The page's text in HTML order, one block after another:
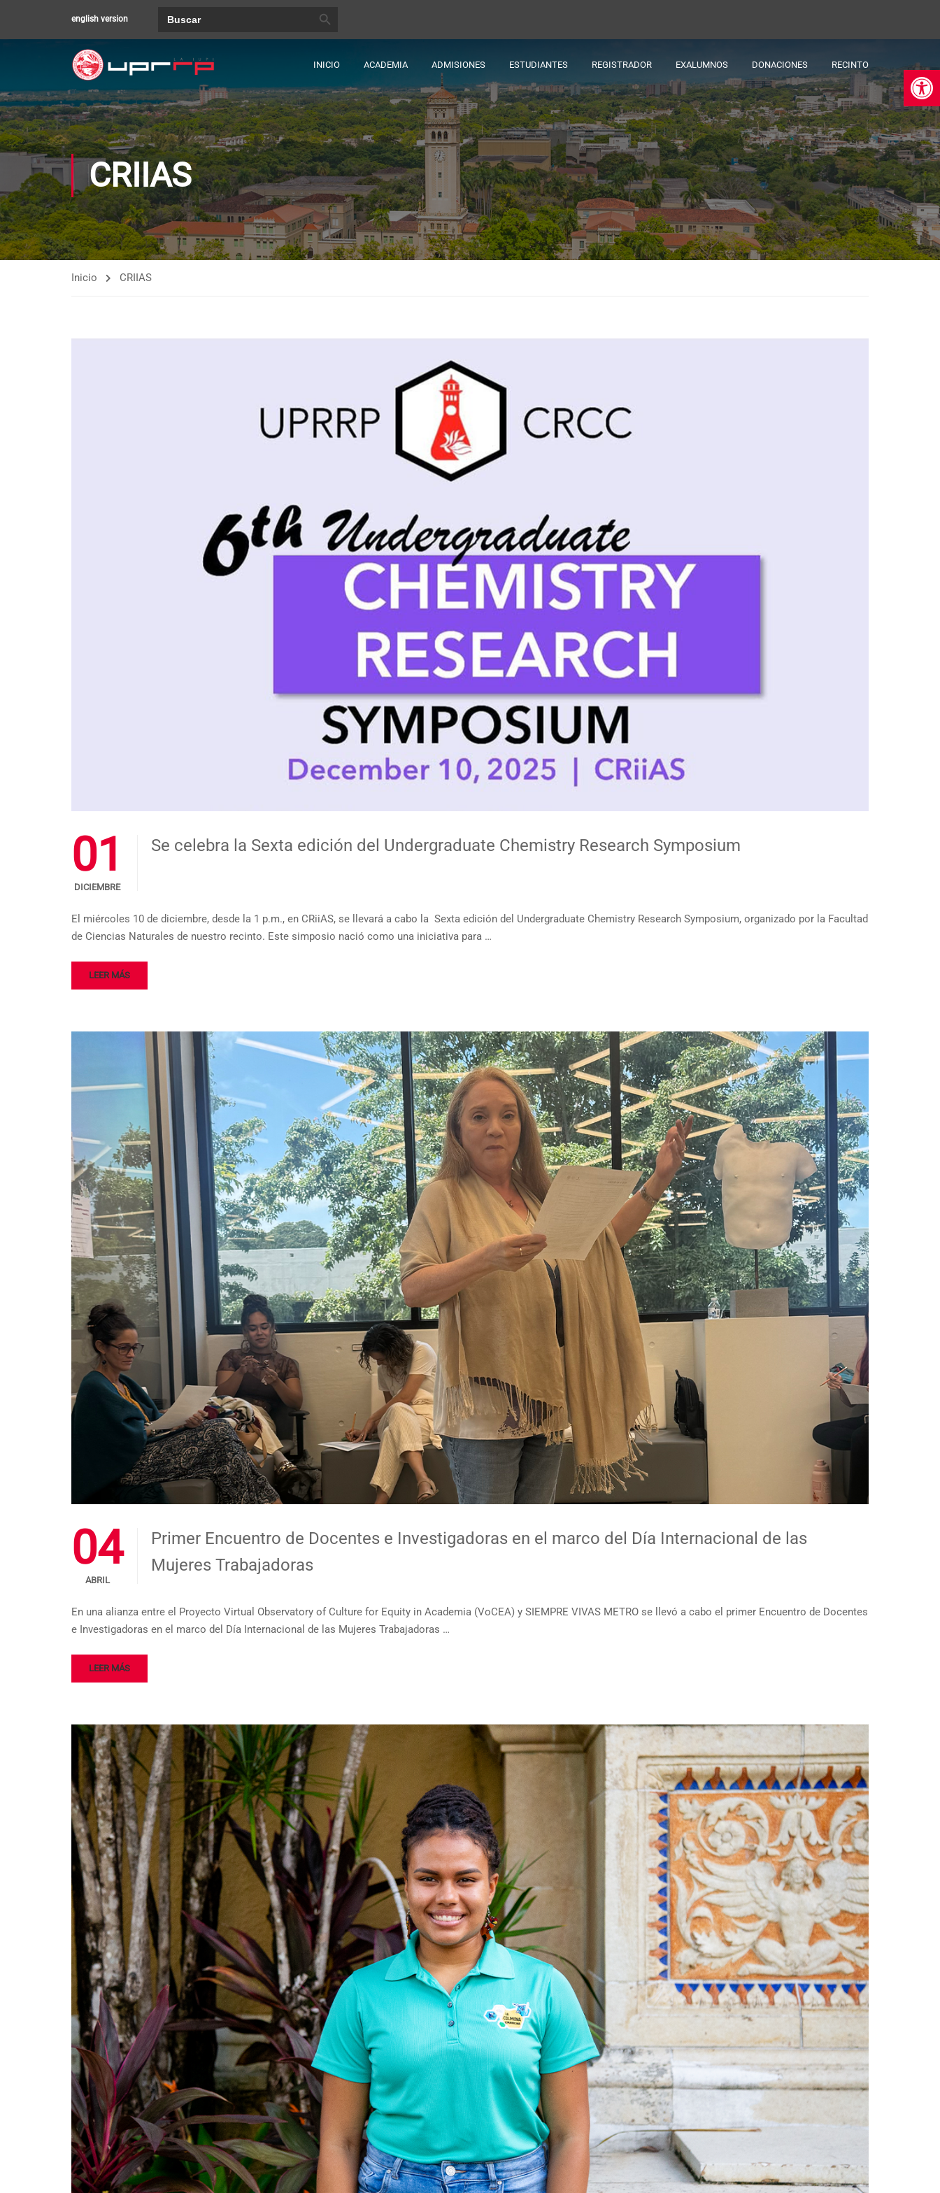
english version
INICIO ACADEMIA ADMISIONES ESTUDIANTES REGISTRADOR EXALUMNOS DONACIONES RECINTO
CRIIAS
Inicio CRIIAS
01
DICIEMBRE
Se celebra la Sexta edición del Undergraduate Chemistry Research Symposium
El miércoles 10 de diciembre, desde la 1 p.m., en CRiiAS, se llevará a cabo la Sexta edición del Undergraduate Chemistry Research Symposium, organizado por la Facultad
de Ciencias Naturales de nuestro recinto. Este simposio nació como una iniciativa para …
LEER MÁS
04
ABRIL
Primer Encuentro de Docentes e Investigadoras en el marco del Día Internacional de las
Mujeres Trabajadoras
En una alianza entre el Proyecto Virtual Observatory of Culture for Equity in Academia (VoCEA) y SIEMPRE VIVAS METRO se llevó a cabo el primer Encuentro de Docentes
e Investigadoras en el marco del Día Internacional de las Mujeres Trabajadoras …
LEER MÁS